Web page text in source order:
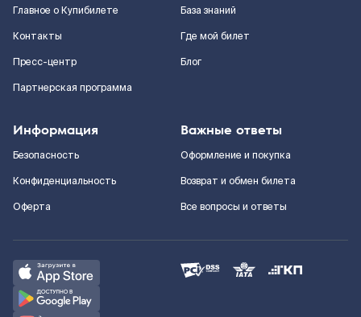
Главное о Купибилете
Контакты
Пресс-центр
Партнерская программа
База знаний
Где мой билет
Блог
Информация
Безопасность
Конфиденциальность
Оферта
Важные ответы
Оформление и покупка
Возврат и обмен билета
Все вопросы и ответы